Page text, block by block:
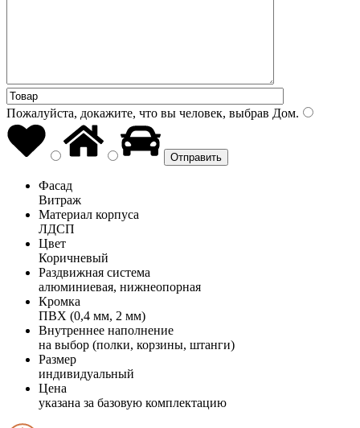
Пожалуйста, докажите, что вы человек, выбрав Дом.
Фасад
Витраж
Материал корпуса
ЛДСП
Цвет
Коричневый
Раздвижная система
алюминиевая, нижнеопорная
Кромка
ПВХ (0,4 мм, 2 мм)
Внутреннее наполнение
на выбор (полки, корзины, штанги)
Размер
индивидуальный
Цена
указана за базовую комплектацию